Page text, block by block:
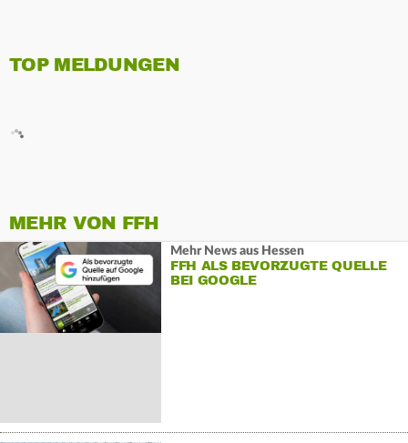
TOP MELDUNGEN
MEHR VON FFH
Mehr News aus Hessen
FFH ALS BEVORZUGTE QUELLE
BEI GOOGLE